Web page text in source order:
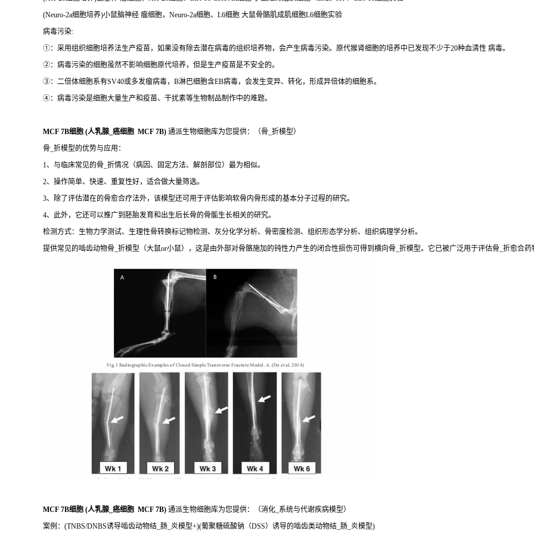
(Neuro-2a细胞培养)小鼠脑神经 瘤细胞，Neuro-2a细胞、L6细胞 大鼠骨骼肌成肌细胞L6细胞实验
病毒污染:
①：采用组织细胞培养法生产疫苗，如果没有除去潜在病毒的组织培养物，会产生病毒污染。原代猴肾细胞的培养中已发现不少于20种血清性 病毒。
②：病毒污染的细胞虽然不影响细胞原代培养，但是生产疫苗是不安全的。
③：二倍体细胞系有SV40或多发瘤病毒，B淋巴细胞含EB病毒，会发生变异、转化，形成异倍体的细胞系。
④：病毒污染是细胞大量生产和疫苗、干扰素等生物制品制作中的难题。
MCF 7B细胞 (人乳腺_癌细胞 MCF 7B) 通派生物细胞库为您提供：（骨_折模型）
骨_折模型的优势与应用：
1、与临床常见的骨_折情况（病因、固定方法、解剖部位）最为相似。
2、操作简单、快速、重复性好，适合做大量筛选。
3、除了评估潜在的骨愈合疗法外，该模型还可用于评估影响软骨内骨形成的基本分子过程的研究。
4、此外，它还可以推广到胚胎发育和出生后长骨的骨骺生长相关的研究。
检测方式：生物力学测试、生理性骨转换标记物检测、灰分化学分析、骨密度检测、组织形态学分析、组织病理学分析。
提供常见的啮齿动物骨_折模型（大鼠or小鼠），这是由外部对骨骼施加的钝性力产生的闭合性损伤可得到横向骨_折模型。它已被广泛用于评估骨_折愈合药
MCF 7B细胞 (人乳腺_癌细胞 MCF 7B) 通派生物细胞库为您提供：（消化_系统与代谢疾病模型）
案例：(TNBS/DNBS诱导啮齿动物结_肠_炎模型+)(葡聚糖硫酸钠（DSS）诱导的啮齿类动物结_肠_炎模型)